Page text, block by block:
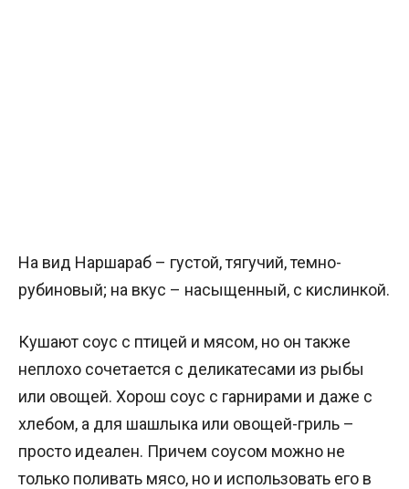
На вид Наршараб – густой, тягучий, темно-
рубиновый; на вкус – насыщенный, с кислинкой.
Кушают соус с птицей и мясом, но он также
неплохо сочетается с деликатесами из рыбы
или овощей. Хорош соус с гарнирами и даже с
хлебом, а для шашлыка или овощей-гриль –
просто идеален. Причем соусом можно не
только поливать мясо, но и использовать его в